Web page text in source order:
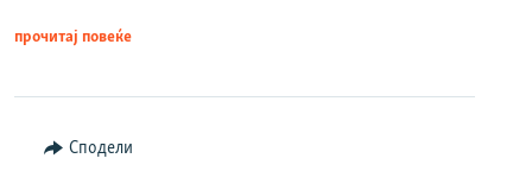
прочитај повеќе
Сподели